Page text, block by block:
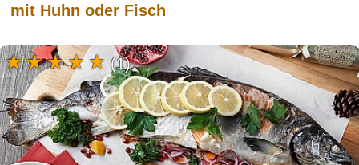
mit Huhn oder Fisch
(1)